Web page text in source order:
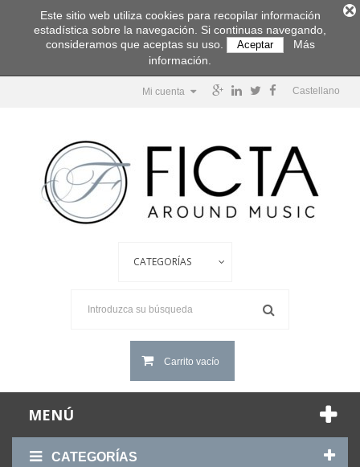
Castellano
Mi cuenta
Carrito vacío
MENÚ
CATEGORÍAS
Este sitio web utiliza cookies para recopilar información
estadística sobre la navegación. Si continuas navegando,
consideramos que aceptas su uso.
Aceptar
Más
información.